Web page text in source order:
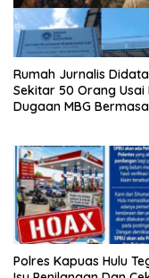
Rumah Jurnalis
Sekitar 50 Orang Usai
Dugaan MBG
Polres Kapuas Hulu